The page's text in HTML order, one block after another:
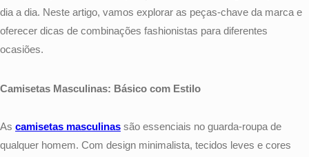
dia a dia. Neste artigo, vamos explorar as peças-chave da marca e
oferecer dicas de combinações fashionistas para diferentes
ocasiões.
Camisetas Masculinas: Básico com Estilo
As camisetas masculinas são essenciais no guarda-roupa de
qualquer homem. Com design minimalista, tecidos leves e cores